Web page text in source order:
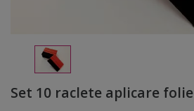
Set 10 raclete aplicare folie